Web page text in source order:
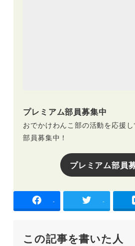
プレミアム部員募集中
おでかけわんこ部の活動を応援
部員募集中！
プレミアム部員
- -
この記事を書いた人